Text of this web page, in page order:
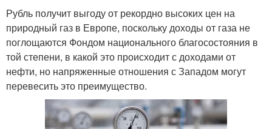
Рубль получит выгоду от рекордно высоких цен на
природный газ в Европе, поскольку доходы от газа не
поглощаются Фондом национального благосостояния в
той степени, в какой это происходит с доходами от
нефти, но напряженные отношения с Западом могут
перевесить это преимущество.